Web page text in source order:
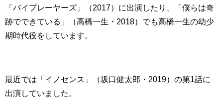
「バイプレーヤーズ」（2017）に出演したり、「僕らは奇
跡でできている」（高橋一生・2018）でも高橋一生の幼少
期時代役をしています。
最近では「イノセンス」（坂口健太郎・2019）の第1話に
出演していました。